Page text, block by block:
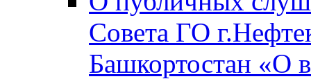
Совета ГО
Башкортостан «О